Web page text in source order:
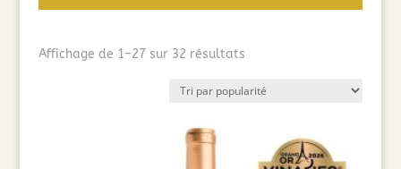
Affichage de 1–27 sur 32 résultatsTrié